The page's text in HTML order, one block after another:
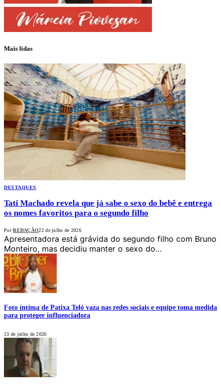
Mais lidas
DESTAQUES
Tati Machado revela que já sabe o sexo do bebê e entrega
os nomes favoritos para o segundo filho
Por REDAÇÃO22 de julho de 2026
Apresentadora está grávida do segundo filho com Bruno
Monteiro, mas decidiu manter o sexo do…
Foto íntima de Patixa Teló vaza nas redes sociais e equipe toma medida
para proteger influenciadora
13 de julho de 2026